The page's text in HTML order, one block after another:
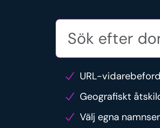
URL-
Geografiskt
Välj egna